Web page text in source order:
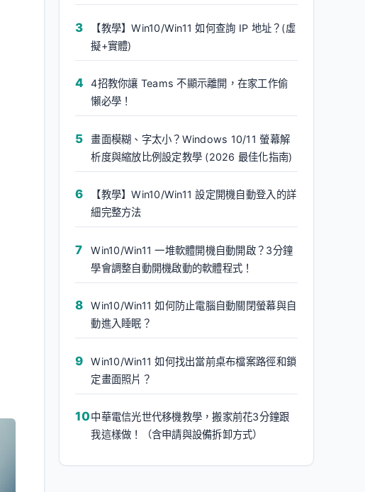
【教學】Win10/Win11 如何查詢 IP 地址？(虛
擬+實體)
4招教你讓 Teams 不顯示離開，在家工作偷
懶必學！
畫面模糊、字太小？Windows 10/11 螢幕解
析度與縮放比例設定教學 (2026 最佳化指南)
【教學】Win10/Win11 設定開機自動登入的詳
細完整方法
Win10/Win11 一堆軟體開機自動開啟？3分鐘
學會調整自動開機啟動的軟體程式！
Win10/Win11 如何防止電腦自動關閉螢幕與自
動進入睡眠？
Win10/Win11 如何找出當前桌布檔案路徑和鎖
定畫面照片？
中華電信光世代移機教學，搬家前花3分鐘跟
我這樣做！（含申請與設備拆卸方式）